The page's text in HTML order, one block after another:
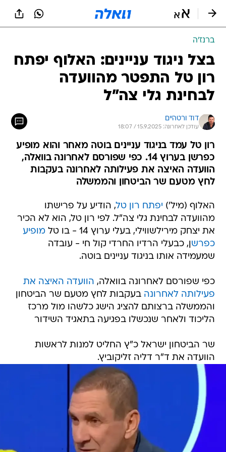
ברנז'ה
בצל ניגוד עניינים: האלוף יפתח
רון טל התפטר מהוועדה
לבחינת גלי צה"ל
דוד ורטהיים
עודכן לאחרונה: 15.9.2025 / 18:07
רון טל עמד בניגוד עניינים בוטה מאחר והוא מופיע
כפרשן בערוץ 14. כפי שפורסם לאחרונה בוואלה,
הוועדה האיצה את פעילותה לאחרונה בעקבות
לחץ מטעם שר הביטחון והממשלה
האלוף (מיל') יפתח רון טל, הודיע על פרישתו
מהוועדה לבחינת גלי צה"ל. לפי רון טל, הוא לא הכיר
את יצחק מירילשווילי, בעלי ערוץ 14 - בו טל
מופיע
כפרשן, כבעלי הרדיו החרדי קול חי - עובדה
שמעמידה אותו בניגוד עניינים בוטה.
כפי שפורסם לאחרונה בוואלה, הוועדה האיצה את
פעילותה לאחרונה בעקבות לחץ מטעם שר הביטחון
והממשלה ברצותם להציג הישג כלשהו מול מרכז
הליכוד ולאחר שנכשלו בפגיעה בתאגיד השידור
שר הביטחון ישראל כ"ץ החליט למנות לראשות
הוועדה את ד"ר דליה זליקוביץ.